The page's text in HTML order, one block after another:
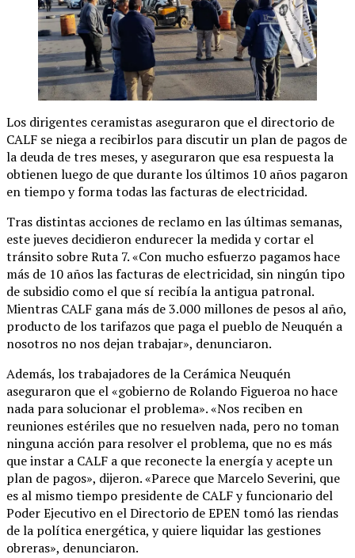
Los dirigentes ceramistas aseguraron que el directorio de
CALF se niega a recibirlos para discutir un plan de pagos de
la deuda de tres meses, y aseguraron que esa respuesta la
obtienen luego de que durante los últimos 10 años pagaron
en tiempo y forma todas las facturas de electricidad.
Tras distintas acciones de reclamo en las últimas semanas,
este jueves decidieron endurecer la medida y cortar el
tránsito sobre Ruta 7. «Con mucho esfuerzo pagamos hace
más de 10 años las facturas de electricidad, sin ningún tipo
de subsidio como el que sí recibía la antigua patronal.
Mientras CALF gana más de 3.000 millones de pesos al año,
producto de los tarifazos que paga el pueblo de Neuquén a
nosotros no nos dejan trabajar», denunciaron.
Además, los trabajadores de la Cerámica Neuquén
aseguraron que el «gobierno de Rolando Figueroa no hace
nada para solucionar el problema». «Nos reciben en
reuniones estériles que no resuelven nada, pero no toman
ninguna acción para resolver el problema, que no es más
que instar a CALF a que reconecte la energía y acepte un
plan de pagos», dijeron. «Parece que Marcelo Severini, que
es al mismo tiempo presidente de CALF y funcionario del
Poder Ejecutivo en el Directorio de EPEN tomó las riendas
de la política energética, y quiere liquidar las gestiones
obreras», denunciaron.